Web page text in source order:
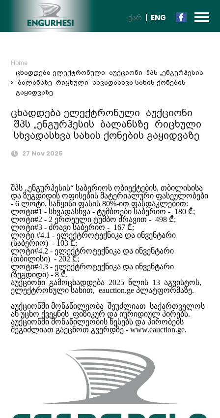
ᲥᲐᲠ ENG
Home
ცხადდება ელექტრონული აუქციონი შპს „ენგურჰესის
ბალანსზე რიცხული სხვადასხვა სახის ქონების
გაყიდვაზე
ცხადდება ელექტრონული აუქციონი
შპს „ენგურჰესის ბალანსზე რიცხული
სხვადასხვა სახის ქონების გაყიდვაზე
27 Nov 2025
შპს „ენგურჰესის“ საბერიოს ობიექტების, თბილისისა
და ზუგდიდის ოფისების მატერიალური ფასეულობები
- 6 ლოტი, საწყისი ფასის 80%-ით ფასდაკლებით:
ლოტი#1 - სხვადასხვა - ტუმბოები საბერიო - 180 ₾;
ლოტი#2 - 2 ერთეული ტუმბო ძრავით - 498 ₾;
ლოტი#3 - ძრავი საბერიო - 167 ₾;
ლოტი #4.1 - ელექტროტექნიკა და ინვენტარი
(საბერიო) - 103 ₾;
ლოტი#4.2 - ელექტროტექნიკა და ინვენტარი
(თბილისი) - 202 ₾;
ლოტი#4.3 - ელექტროტექნიკა და ინვენტარი
(ზუგდიდი) - 8 ₾.
აუქციონი გამოცხადდება 2025 წლის 13 აგვისტოს,
ელექტრონული სახით, eauction.ge პლატფორმაზე.
აუქციონში მონაწილეობა შეუძლიათ საქართველოს
ან უცხო ქვეყნის ფიზიკურ და იურიდიულ პირებს.
აუქციონში მონაწილეობის წესებს და პირობებს
შეგიძლიათ გაეცნოთ გვერდზე - www.eauction.ge.